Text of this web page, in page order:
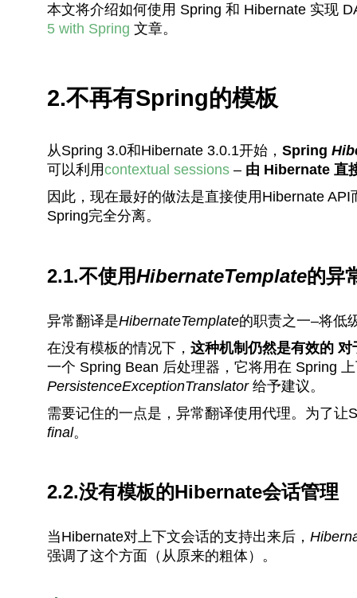
本文将介绍如何使用 Spring 和 Hibernate 实现
5 with Spring 文章。
2.不再有Spring的模板
从Spring 3.0和Hibernate 3.0.1开始， Spring
可以利用contextual sessions– 由 Hibernate 直
因此，现在最好的做法是直接使用Hibernate API
Spring完全分离。
2.1.不使用HibernateTemplate的异
异常翻译是HibernateTemplate的职责之一–将低
在没有模板的情况下， 这种机制仍然是有效的 对
一个 Spring Bean 后处理器，它将用在 Spring
PersistenceExceptionTranslator给予建议。
需要记住的一点是，异常翻译使用代理。为了
final。
2.2.没有模板的Hibernate会话管理
当Hibernate对上下文会话的支持出来后，
强调了这个方面（从原来的粗体）。